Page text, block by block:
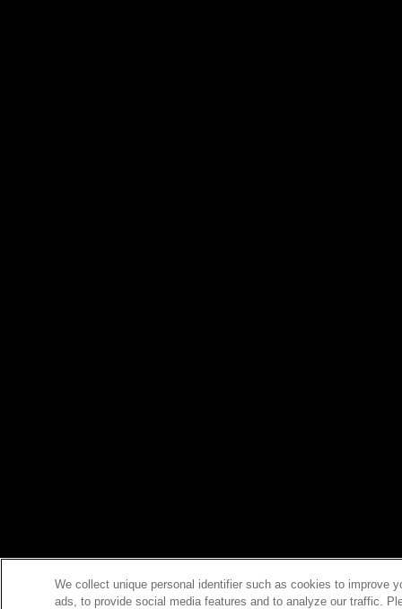
We collect unique personal identifier such as cookies to improve
ads, to provide social media features and to analyze our traffic.